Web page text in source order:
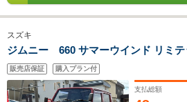
スズキ
ジムニー 660 サマーウインド リミテ
販売店保証 購入プラン付
支払総額